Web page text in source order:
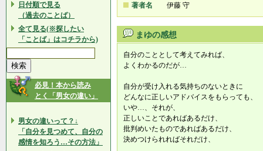
日付順で見る
（過去のことば）
全て見る(※探したい
「ことば」はコチラから)
必見！本から読み
とく「男女の違い」
男女の違いって？↓
「自分を見つめて、自分の
感情を知ろう…その方法」
著者名
伊藤 守
まゆの感想
自分のこととして考えてみれば、
よくわかるのだが…
自分が受け入れる気持ちのないときに
どんなに正しいアドバイスをもらっても、
いや…、それが、
正しいことであればあるだけ、
批判めいたものであればあるだけ、
決めつけられればそれだけ、